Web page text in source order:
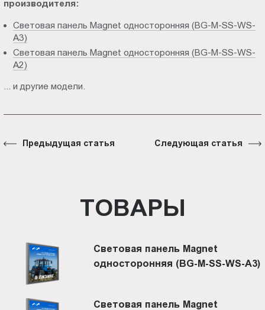
производителя:
Световая панель Magnet односторонняя (BG-M-SS-WS-
A3)
Световая панель Magnet односторонняя (BG-M-SS-WS-
A2)
... и другие модели.
Предыдущая статья Следующая статья
ТОВАРЫ
Световая панель Magnet
односторонняя (BG-M-SS-WS-A3)
Световая панель Magnet